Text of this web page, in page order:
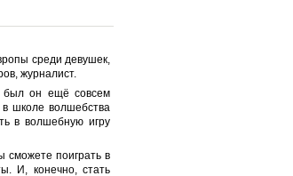
среди девушек,
журналист.
был он ещё совсем
школе волшебства
в волшебную игру
сможете поиграть в
И, конечно, стать